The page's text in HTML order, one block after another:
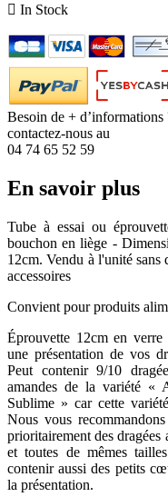
 In Stock
Besoin de + d’informations
contactez-nous au
04 74 65 52 59
En savoir plus
Tube à essai ou
bouchon en liège -
12cm. Vendu à l'unité sans
accessoires
Convient pour produits
Éprouvette 12cm en
une présentation de vos
Peut contenir 9/10
amandes de la variété «
Sublime » car cette
Nous vous
prioritairement des dragées
et toutes de mêmes
contenir aussi des petits
la présentation.